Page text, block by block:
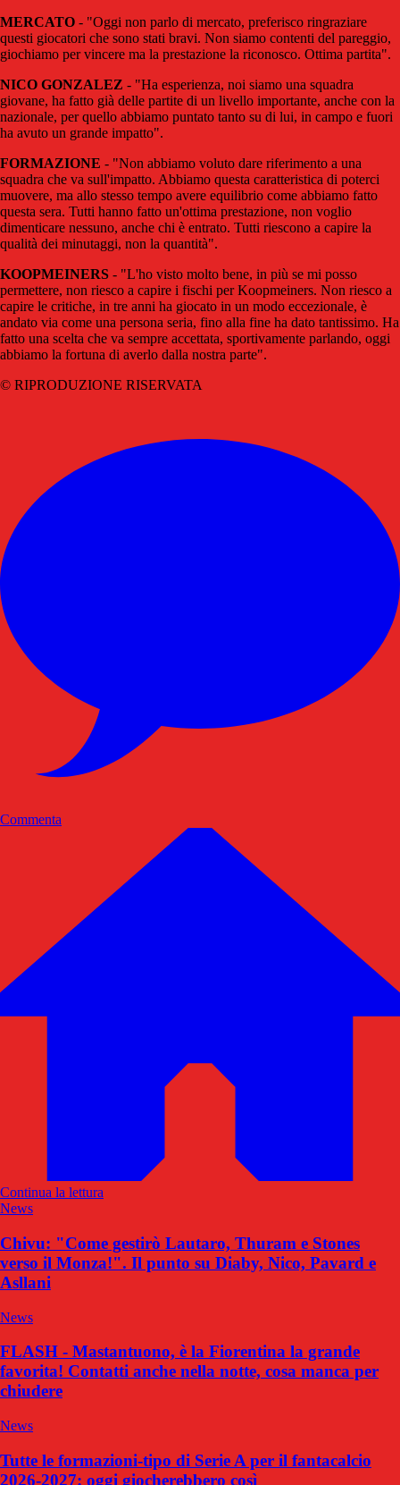
MERCATO - "Oggi non parlo di mercato, preferisco ringraziare
questi giocatori che sono stati bravi. Non siamo contenti del pareggio,
giochiamo per vincere ma la prestazione la riconosco. Ottima partita".
NICO GONZALEZ - "Ha esperienza, noi siamo una squadra
giovane, ha fatto già delle partite di un livello importante, anche con la
nazionale, per quello abbiamo puntato tanto su di lui, in campo e fuori
ha avuto un grande impatto".
FORMAZIONE - "Non abbiamo voluto dare riferimento a una
squadra che va sull'impatto. Abbiamo questa caratteristica di poterci
muovere, ma allo stesso tempo avere equilibrio come abbiamo fatto
questa sera. Tutti hanno fatto un'ottima prestazione, non voglio
dimenticare nessuno, anche chi è entrato. Tutti riescono a capire la
qualità dei minutaggi, non la quantità".
KOOPMEINERS - "L'ho visto molto bene, in più se mi posso
permettere, non riesco a capire i fischi per Koopmeiners. Non riesco a
capire le critiche, in tre anni ha giocato in un modo eccezionale, è
andato via come una persona seria, fino alla fine ha dato tantissimo. Ha
fatto una scelta che va sempre accettata, sportivamente parlando, oggi
abbiamo la fortuna di averlo dalla nostra parte".
© RIPRODUZIONE RISERVATA
Commenta
Continua la lettura
News
Chivu: "Come gestirò Lautaro, Thuram e Stones
verso il Monza!". Il punto su Diaby, Nico, Pavard e
Asllani
News
FLASH - Mastantuono, è la Fiorentina la grande
favorita! Contatti anche nella notte, cosa manca per
chiudere
News
Tutte le formazioni-tipo di Serie A per il fantacalcio
2026-2027: oggi giocherebbero così